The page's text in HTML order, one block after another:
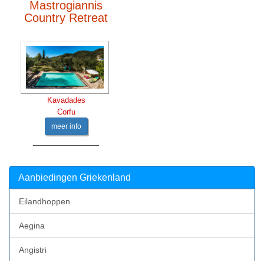
Mastrogiannis
Country Retreat
Kavadades
Corfu
meer info
Aanbiedingen Griekenland
Eilandhoppen
Aegina
Angistri